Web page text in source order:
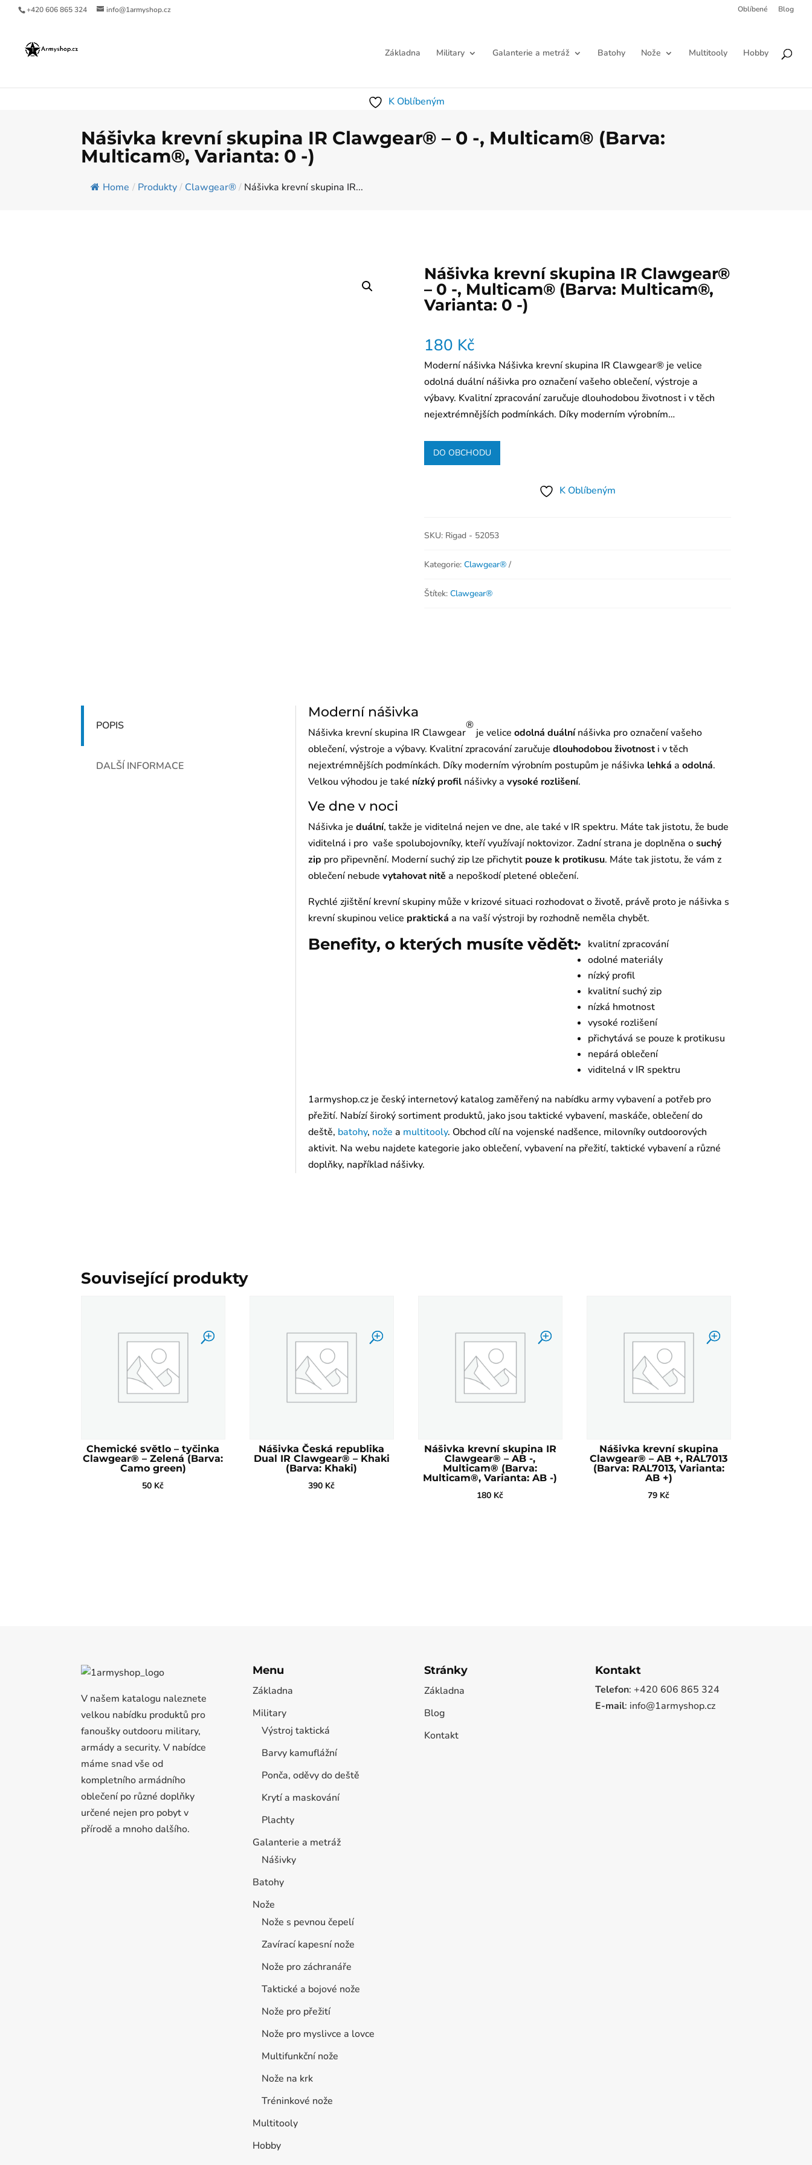
+420 606 865 324 info@1armyshop.cz Oblíbené Blog
Základna Military Galanterie a metráž Batohy Nože Multitooly Hobby
K Oblíbeným
Nášivka krevní skupina IR Clawgear® – 0 -, Multicam® (Barva:
Multicam®, Varianta: 0 -)
Home / Produkty / Clawgear® / Nášivka krevní skupina IR...
Nášivka krevní skupina IR Clawgear®
– 0 -, Multicam® (Barva: Multicam®,
Varianta: 0 -)
180 Kč
Moderní nášivka Nášivka krevní skupina IR Clawgear® je velice
odolná duální nášivka pro označení vašeho oblečení, výstroje a
výbavy. Kvalitní zpracování zaručuje dlouhodobou životnost i v těch
nejextrémnějších podmínkách. Díky moderním výrobním…
DO OBCHODU
K Oblíbeným
SKU: Rigad - 52053
Kategorie: Clawgear®
Štítek: Clawgear®
POPIS
DALŠÍ INFORMACE
Moderní nášivka
Nášivka krevní skupina IR Clawgear
®
je veliceodolná duálnínášivka pro označení vašeho
oblečení, výstroje a výbavy. Kvalitní zpracování zaručujedlouhodobouživotnosti v těch
nejextrémnějších podmínkách. Díky moderním výrobním postupům je nášivka lehkáaodolná.
Velkou výhodou je také nízký profil nášivky avysoké rozlišení.
Ve dne v noci
Nášivka jeduální, takže je viditelná nejen ve dne, ale také v IR spektru. Máte tak jistotu, že bude
viditelná i pro vaše spolubojovníky, kteří využívají noktovizor. Zadní strana je doplněna osuchý
zip pro připevnění. Moderní suchý zip lze přichytit pouze k protikusu. Máte tak jistotu, že vám z
oblečení nebudevytahovatnitěa nepoškodí pletené oblečení.
Rychlé zjištění krevní skupiny může v krizové situaci rozhodovat o životě, právě proto je nášivka s
krevní skupinou velice praktickáa na vaší výstroji by rozhodně neměla chybět.
Benefity, o kterých musíte vědět:
kvalitní zpracování
odolné materiály
nízký profil
kvalitní suchý zip
nízká hmotnost
vysoké rozlišení
přichytává se pouze k protikusu
nepárá oblečení
viditelná v IR spektru
1armyshop.cz je český internetový katalog zaměřený na nabídku army vybavení a potřeb pro
přežití. Nabízí široký sortiment produktů, jako jsou taktické vybavení, maskáče, oblečení do
deště, batohy, nože a multitooly. Obchod cílí na vojenské nadšence, milovníky outdoorových
aktivit. Na webu najdete kategorie jako oblečení, vybavení na přežití, taktické vybavení a různé
doplňky, například nášivky.
Související produkty
Chemické světlo – tyčinka
Clawgear® – Zelená (Barva:
Camo green)
50 Kč
Nášivka Česká republika
Dual IR Clawgear® – Khaki
(Barva: Khaki)
390 Kč
Nášivka krevní skupina IR
Clawgear® – AB -,
Multicam® (Barva:
Multicam®, Varianta: AB -)
180 Kč
Nášivka krevní skupina
Clawgear® – AB +, RAL7013
(Barva: RAL7013, Varianta:
AB +)
79 Kč
V našem katalogu naleznete
velkou nabídku produktů pro
fanoušky outdooru military,
armády a security. V nabídce
máme snad vše od
kompletního armádního
oblečení po různé doplňky
určené nejen pro pobyt v
přírodě a mnoho dalšího.
Menu
Základna
Military
Výstroj taktická
Barvy kamuflážní
Ponča, oděvy do deště
Krytí a maskování
Plachty
Galanterie a metráž
Nášivky
Batohy
Nože
Nože s pevnou čepelí
Zavírací kapesní nože
Nože pro záchranáře
Taktické a bojové nože
Nože pro přežití
Nože pro myslivce a lovce
Multifunkční nože
Nože na krk
Tréninkové nože
Multitooly
Hobby
Stránky
Základna
Blog
Kontakt
Kontakt
Telefon: +420 606 865 324
E-mail: info@1armyshop.cz